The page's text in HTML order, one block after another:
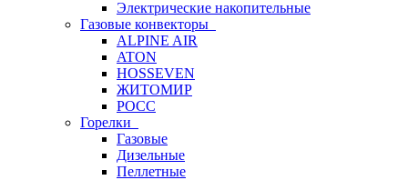
Электрические накопительные
Газовые конвекторы
ALPINE AIR
ATON
HOSSEVEN
ЖИТОМИР
РОСС
Горелки
Газовые
Дизельные
Пеллетные